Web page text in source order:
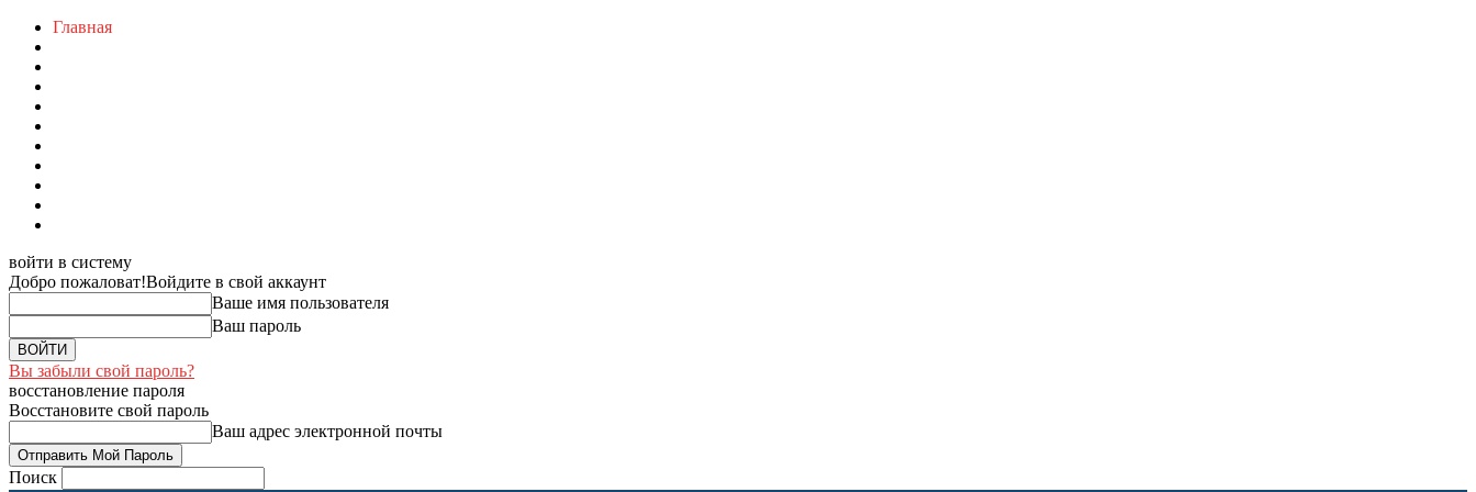
Главная
войти в систему
Добро пожаловат!Войдите в свой аккаунт
Ваше имя пользователя
Ваш пароль
Вы забыли свой пароль?
восстановление пароля
Восстановите свой пароль
Ваш адрес электронной почты
Поиск